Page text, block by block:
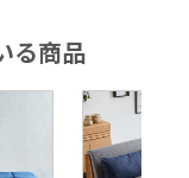
る商品